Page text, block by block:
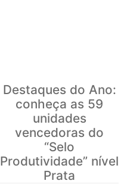
Destaques do Ano:
conheça as 59
unidades
vencedoras do
“Selo
Produtividade” nível
Prata